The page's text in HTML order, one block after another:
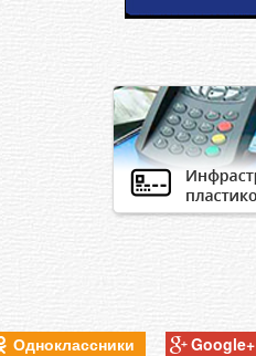
Одноклассники Google+